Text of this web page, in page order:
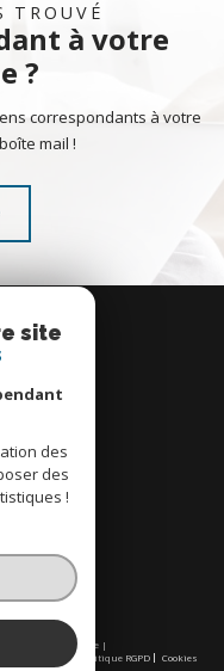
TROUVÉ
à votre
?
correspondants à votre
mail !
powered by Google |
Politique RGPD Cookies
site
des
des
!